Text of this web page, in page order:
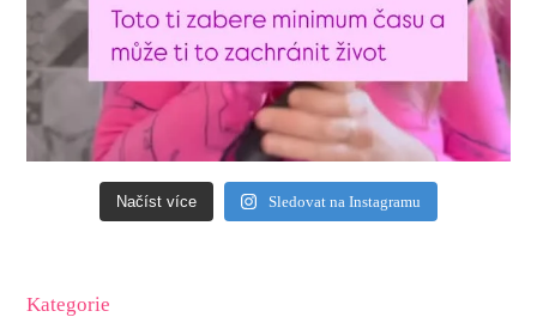
Načíst více Sledovat na Instagramu
Kategorie